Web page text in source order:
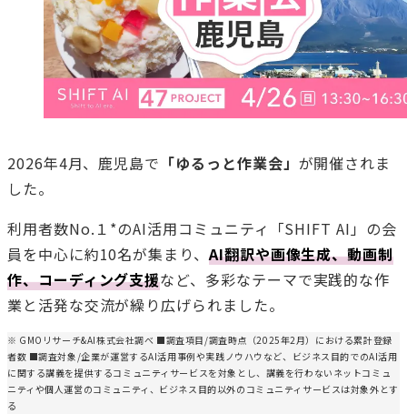
2026年4月、鹿児島で 「ゆるっと作業会」 が開催されま
した。
利用者数No.１*のAI活用コミュニティ「SHIFT AI」の会
員を中心に約10名が集まり、AI翻訳や画像生成、動画制
作、コーディング支援など、多彩なテーマで実践的な作
業と活発な交流が繰り広げられました。
※ GMOリサーチ&AI株式会社調べ ■調査項目/調査時点（2025年2月）における累計登録
者数 ■調査対象/企業が運営するAI活用事例や実践ノウハウなど、ビジネス目的でのAI活用
に関する講義を提供するコミュニティサービスを対象とし、講義を行わないネットコミュ
ニティや個人運営のコミュニティ、ビジネス目的以外のコミュニティサービスは対象外とす
る